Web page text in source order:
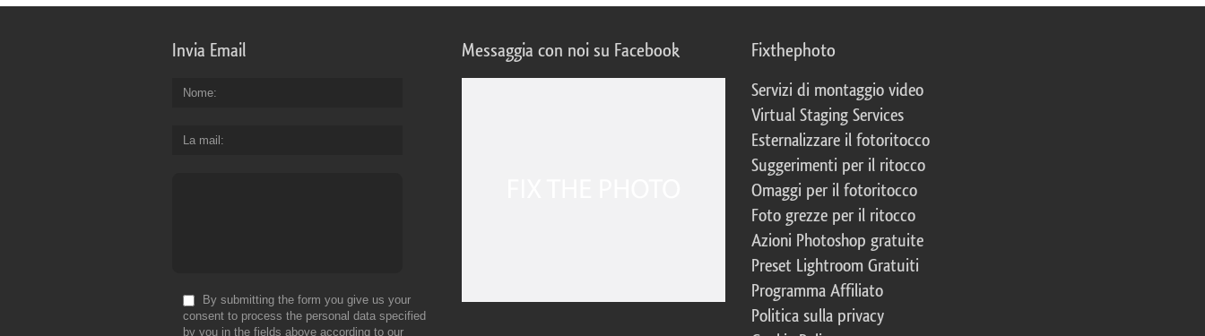
Invia Email
Nome
La mail
By submitting the form you give us your
consent to process the personal data specified
by you in the fields above according to our
Messaggia con noi su Facebook Fixthephoto
Servizi di montaggio video
Virtual Staging Services
Esternalizzare il fotoritocco
Suggerimenti per il ritocco
Omaggi per il fotoritocco
Foto grezze per il ritocco
Azioni Photoshop gratuite
Preset Lightroom Gratuiti
Programma Affiliato
Politica sulla privacy